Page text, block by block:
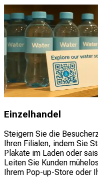
Einzelhandel
Steigern Sie die
Ihren Filialen, indem Sie
Plakate im Laden oder
Leiten Sie Kunden
Ihrem Pop-up-Store oder